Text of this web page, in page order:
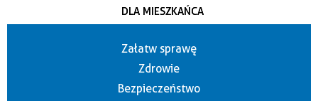
DLA MIESZKAŃCA
Załatw sprawę
Zdrowie
Bezpieczeństwo